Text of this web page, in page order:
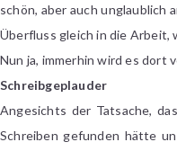
schön, aber auch unglaublich
Überfluss gleich in die Arbeit,
Nun ja, immerhin wird es dort
Schreibgeplauder
Angesichts der Tatsache,
Schreiben gefunden hätte